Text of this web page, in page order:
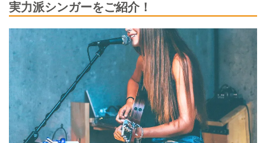
実力派シンガーをご紹介！